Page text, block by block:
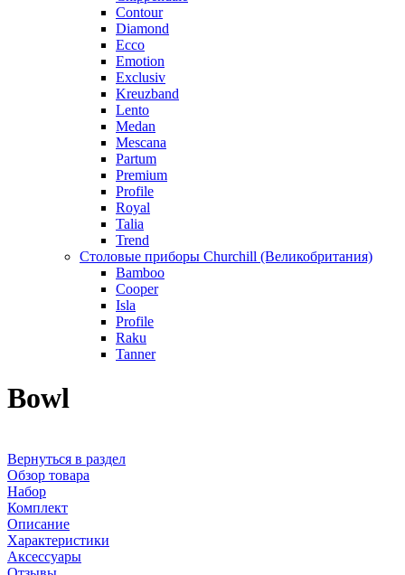
Contour
Diamond
Ecco
Emotion
Exclusiv
Kreuzband
Lento
Medan
Mescana
Partum
Premium
Profile
Royal
Talia
Trend
Столовые приборы Churchill (Великобритания)
Bamboo
Cooper
Isla
Profile
Raku
Tanner
Bowl
Вернуться в раздел
Обзор товара
Набор
Комплект
Описание
Характеристики
Аксессуары